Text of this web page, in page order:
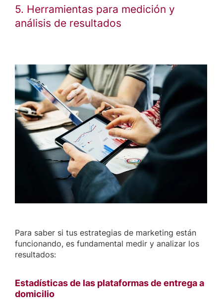
5. Herramientas para medición y
análisis de resultados
Para saber si tus estrategias de marketing están
funcionando, es fundamental medir y analizar los
resultados:
Estadísticas de las plataformas de entrega a
domicilio